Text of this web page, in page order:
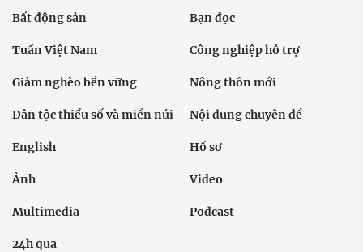
Bất động sản Bạn đọc
Tuần Việt Nam Công nghiệp hỗ trợ
Giảm nghèo bền vững Nông thôn mới
Dân tộc thiểu số và miền núi Nội dung chuyên đề
English Hồ sơ
Ảnh Video
Multimedia Podcast
24h qua